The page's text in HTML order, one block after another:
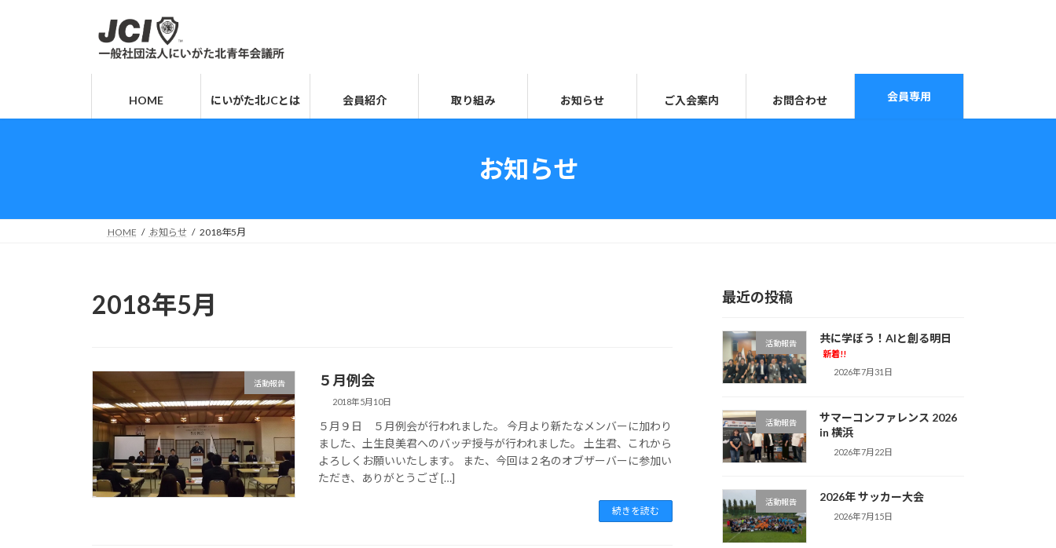
ス
ン
HOME にいがた北JCとは 会員紹介 取り組み お知らせ ご入会案内 お問合わせ 会員専用
お知らせ
HOME お知らせ 2018年5月
2018年5月
活動報告 ５月例会
2018年5月10日
５月９日 ５月例会が行われました。 今月より新たなメンバーに加わり
ました、土生良美君へのバッヂ授与が行われました。 土生君、これから
よろしくお願いいたします。 また、今回は２名のオブザーバーに参加い
ただき、ありがとうござ […]
続きを読む
最近の投稿
活動報告 共に学ぼう！AIと創る明日
新着!!
2026年7月31日
活動報告
サマーコンファレンス 2026
in 横浜
2026年7月22日
活動報告 2026年 サッカー大会
2026年7月15日